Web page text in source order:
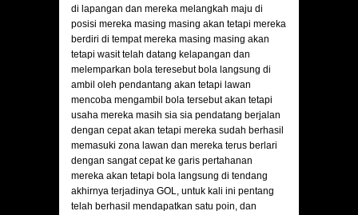
di lapangan dan mereka melangkah maju di
posisi mereka masing masing akan tetapi mereka
berdiri di tempat mereka masing masing akan
tetapi wasit telah datang kelapangan dan
melemparkan bola teresebut bola langsung di
ambil oleh pendantang akan tetapi lawan
mencoba mengambil bola tersebut akan tetapi
usaha mereka masih sia sia pendatang berjalan
dengan cepat akan tetapi mereka sudah berhasil
memasuki zona lawan dan mereka terus berlari
dengan sangat cepat ke garis pertahanan
mereka akan tetapi bola langsung di tendang
akhirnya terjadinya GOL, untuk kali ini pentang
telah berhasil mendapatkan satu poin, dan